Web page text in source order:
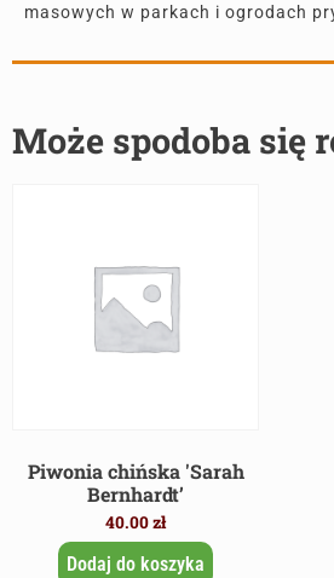
masowych w parkach i ogrodach
Może spodoba się
Piwonia chińska 'Sarah
Bernhardt’
40.00zł
Dodaj do koszyka